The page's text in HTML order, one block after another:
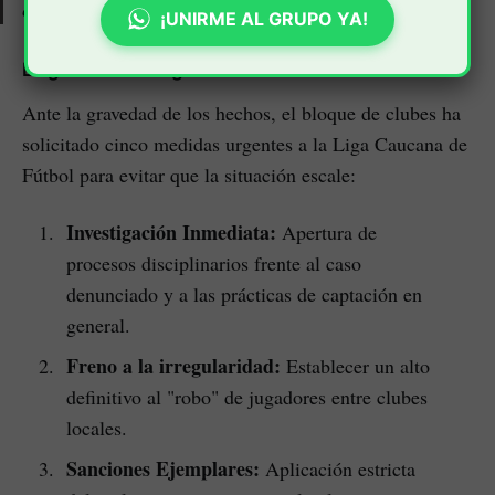
contundentes de la carta.
Exigencias a la Liga Caucana
Ante la gravedad de los hechos, el bloque de clubes ha
solicitado cinco medidas urgentes a la Liga Caucana de
Fútbol para evitar que la situación escale:
Investigación Inmediata: Apertura de
procesos disciplinarios frente al caso
denunciado y a las prácticas de captación en
general.
Freno a la irregularidad: Establecer un alto
definitivo al "robo" de jugadores entre clubes
locales.
Sanciones Ejemplares: Aplicación estricta
¡UNIRME AL GRUPO YA!